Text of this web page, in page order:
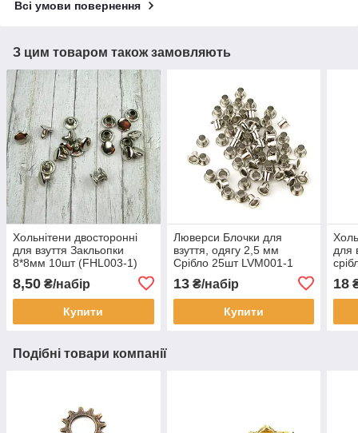
Всі умови повернення
З цим товаром також замовляють
Хольнітени двосторонні
для взуття Закльопки
8*8мм 10шт (FHL003-1)
8,50 ₴/набір
Купити
Люверси Блочки для
взуття, одягу 2,5 мм
Срібло 25шт LVM001-1
13₴/набір
Купити
для
18
Подібні товари компанії